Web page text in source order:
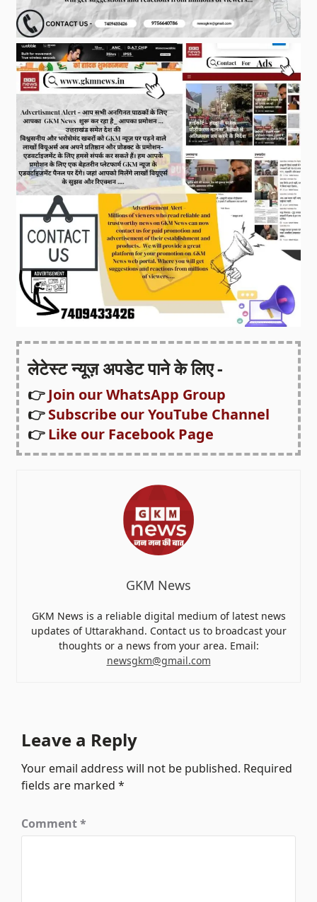
लेटेस्ट न्यूज़ अपडेट पाने के लिए -
👉Join our WhatsApp Group
👉Subscribe our YouTube Channel
👉Like our Facebook Page
GKM News
GKM News is a reliable digital medium of latest news
updates of Uttarakhand. Contact us to broadcast your
thoughts or a news from your area. Email:
newsgkm@gmail.com
Leave a Reply
Your email address will not be published. Required
fields are marked*
Comment*